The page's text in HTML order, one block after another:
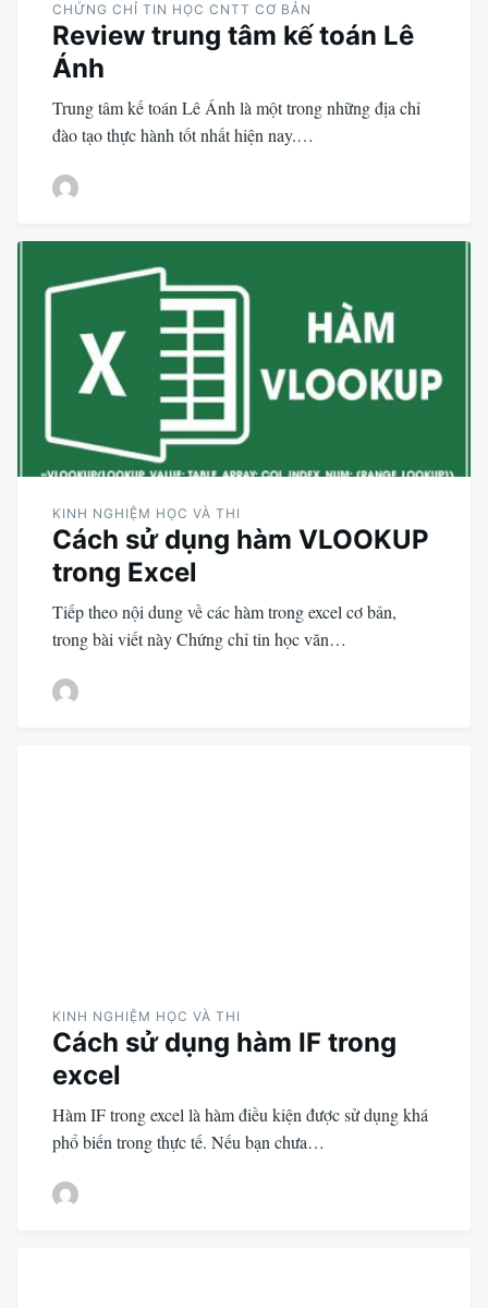
CHỨNG CHỈ TIN HỌC CNTT CƠ BẢN
Review trung tâm kế toán Lê
Ánh
Trung tâm kế toán Lê Ánh là một trong những địa chỉ
đào tạo thực hành tốt nhất hiện nay.…
KINH NGHIỆM HỌC VÀ THI
Cách sử dụng hàm VLOOKUP
trong Excel
Tiếp theo nội dung về các hàm trong excel cơ bản,
trong bài viết này Chứng chỉ tin học văn…
KINH NGHIỆM HỌC VÀ THI
Cách sử dụng hàm IF trong
excel
Hàm IF trong excel là hàm điều kiện được sử dụng khá
phổ biến trong thực tế. Nếu bạn chưa…